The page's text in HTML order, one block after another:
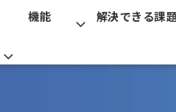
機能 解決できる課